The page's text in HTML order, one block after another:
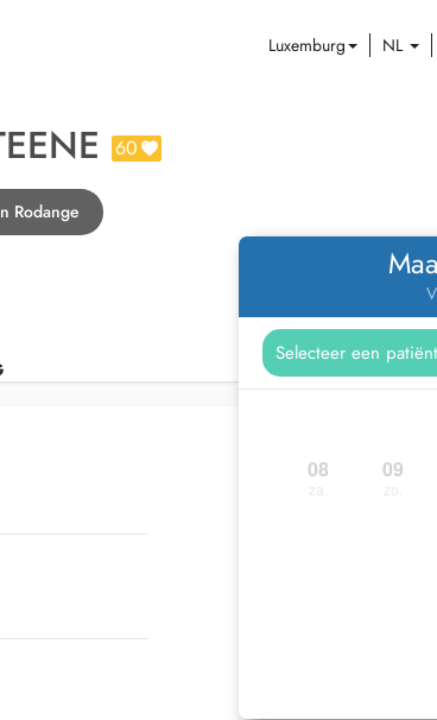
Luxemburg NL
60
Rodange
08 09